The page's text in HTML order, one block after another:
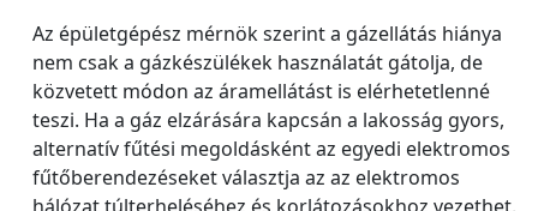
Az épületgépész mérnök szerint a gázellátás hiánya
nem csak a gázkészülékek használatát gátolja, de
közvetett módon az áramellátást is elérhetetlenné
teszi. Ha a gáz elzárására kapcsán a lakosság gyors,
alternatív fűtési megoldásként az egyedi elektromos
fűtőberendezéseket választja az az elektromos